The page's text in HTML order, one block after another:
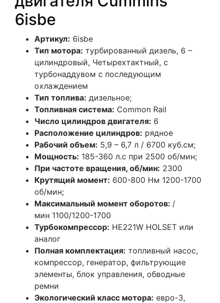
6isbe
Артикул: 6isbe
Тип мотора: турбированный дизель, 6 –
цилиндровый, Четырехтактный, с
турбонаддувом с последующим
охлаждением
Тип топлива: дизельное;
Топливная система: Common Rail
Число цилиндров двигателя: 6
Расположение цилиндров: рядное
Рабочий объем: 5,9 – 6,7 л / 6700 куб.см;
Мощность: 185-360 л.с при 2500 об/мин;
При частоте вращения, об/мин: 2300
Крутящий момент: 600-800 Нм 1200-1700
об/мин;
Максимальный момент оборотов: /
мин 1100/1200-1700
Турбокомпрессор: HE221W HOLSET или
аналог
Полная комплектация: топливный насос,
компрессор, генератор, фильтрующие
элементы, блок управления, обводные
ремни
Экологический класс мотора: евро-3,